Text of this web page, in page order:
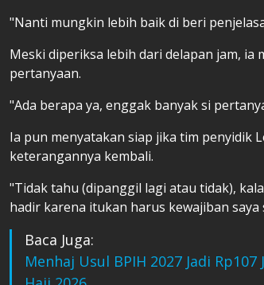
"Nanti mungkin lebih baik di beri
Meski diperiksa lebih dari delapan jam, ia
pertanyaan.
"Ada berapa ya, enggak banyak si
Ia pun menyatakan siap jika tim penyidik
keterangannya kembali.
"Tidak tahu (dipanggil lagi atau tidak),
hadir karena itukan harus kewajiban
Baca Juga:
Menhaj Usul BPIH 2027 Jadi